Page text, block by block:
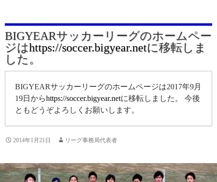
BIGYEARサッカーリーグのホームペー
ジはhttps://soccer.bigyear.netに移転しま
した。
BIGYEARサッカーリーグのホームページは2017年9月
19日からhttps://soccer.bigyear.netに移転しました。 今後
ともどうぞよろしくお願いします。
2014年1月21日 リーグ事務局代表者